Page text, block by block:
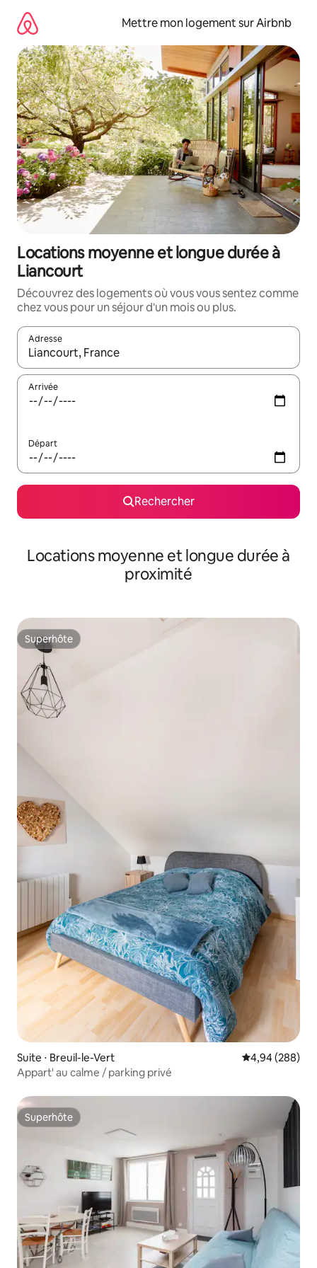
directement
contenu
Mettre mon logement sur Airbnb
Locations moyenne et longue durée à
Liancourt
Découvrez des logements où vous vous sentez comme
chez vous pour un séjour d'un mois ou plus.
Adresse
Lorsque les résultats s'affichent, utilisez les flèches vers le
Arrivée
Départ
Rechercher
Locations moyenne et longue durée à
proximité
Superhôte
Superhôte
Suite ⋅ Breuil-le-Vert Évaluation
4,94 (288)
Appart' au calme / parking privé
Superhôte
Superhôte